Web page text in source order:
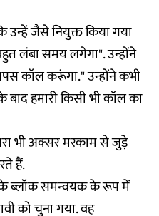
उन्हें जैसे नियुक्त किया गया
लंबा समय लगेगा". उन्होंने
कॉल करूंगा." उन्होंने कभी
हमारी किसी भी कॉल का
भी अक्सर मरकाम से जुड़े
हैं.
के ब्लॉक समन्वयक के रूप में
को चुना गया. वह